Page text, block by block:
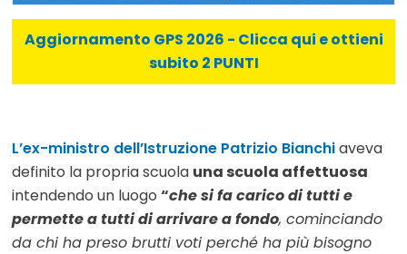
Aggiornamento GPS 2026 - Clicca qui e ottieni
subito 2 PUNTI
L’ex-ministro dell’Istruzione Patrizio Bianchiaveva
definito la propria scuola una scuola affettuosa
intendendo un luogo “che si fa carico di tutti e
permette a tutti di arrivare a fondo, cominciando
da chi ha preso brutti voti perché ha più bisogno